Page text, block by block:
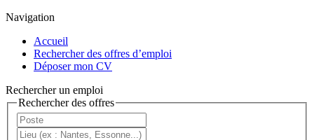
Navigation
Accueil
Rechercher des offres d’emploi
Déposer mon CV
Rechercher un emploi
Rechercher des offres